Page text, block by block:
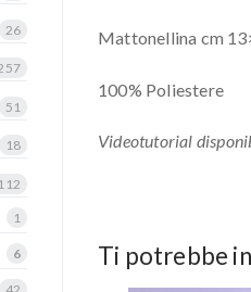
Mattonellina cm
100% Poliestere
Videotutorial
Ti potrebbe
26
51
18
1
6